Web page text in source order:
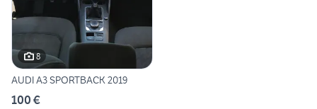
8
AUDI A3 SPORTBACK 2019
100 €